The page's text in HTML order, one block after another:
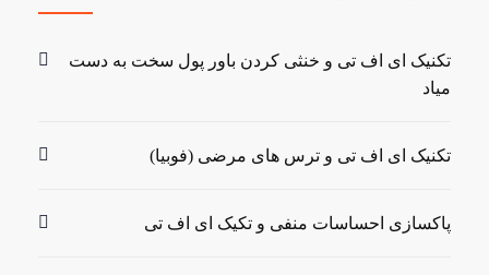
تکنیک ای اف تی و خنثی کردن باور پول سخت به دست
میاد
تکنیک ای اف تی و ترس های مرضی (فوبیا)
پاکسازی احساسات منفی و تکیک ای اف تی